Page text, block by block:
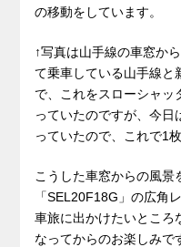
の移動をしています。
↑写真は山手線の車窓か
て乗車している山手線と
で、これをスローシャッ
っていたのですが、今日
っていたので、これで1
こうした車窓からの風景
「SEL20F18G」の広角
車旅に出かけたいところ
なってからのお楽しみで